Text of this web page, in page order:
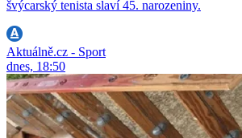
švýcarský tenista slaví 45. narozeniny.
Aktuálně.cz - Sport
dnes, 18:50